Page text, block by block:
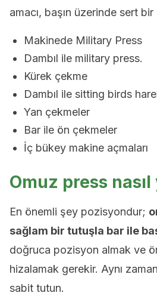
amacı, başın üzerinde sert
Makinede Military Press
Dambıl ile military press.
Kürek çekme
Dambıl ile sitting birds
Yan çekmeler
Bar ile ön çekmeler
İç bükey makine açmaları
Omuz press nasıl
En önemli şey pozisyondur;
sağlam bir tutuşla bar ile
doğruca pozisyon almak ve
hizalamak gerekir. Aynı
sabit tutun.